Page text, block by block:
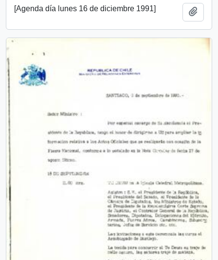
[Agenda día lunes 16 de diciembre 1991]